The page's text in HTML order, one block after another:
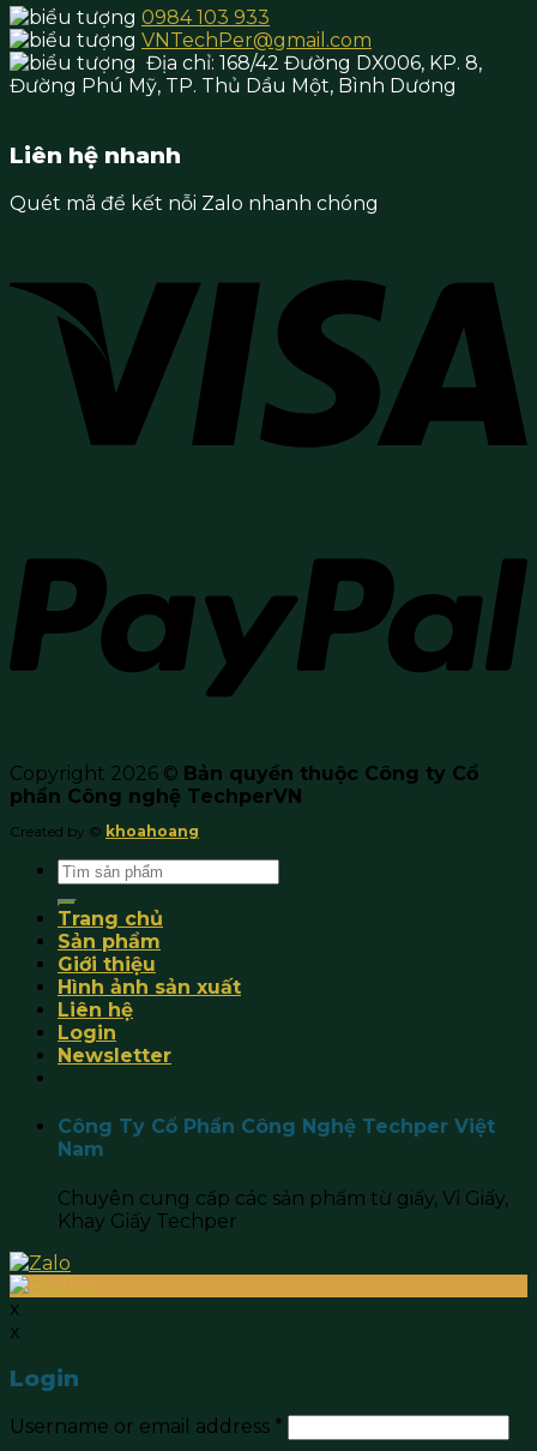
0984 103 933
VNTechPer@gmail.com
Địa chỉ: 168/42 Đường DX006, KP. 8,
Đường Phú Mỹ, TP. Thủ Dầu Một, Bình Dương
Liên hệ nhanh
Quét mã để kết nỗi Zalo nhanh chóng
Copyright 2026 © Bản quyền thuộc Công ty Cổ
phần Công nghệ TechperVN
Created by © khoahoang
Search
for:
Trang chủ
Sản phẩm
Giới thiệu
Hình ảnh sản xuất
Liên hệ
Login
Newsletter
Công Ty Cổ Phần Công Nghệ Techper Việt
Nam
Chuyên cung cấp các sản phẩm từ giấy, Vỉ Giấy,
Khay Giấy Techper
x
x
Login
Username or email address *